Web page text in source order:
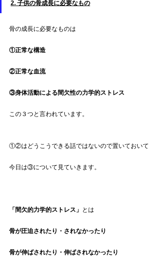
2. 子供の骨成長に必要なもの
骨の成長に必要なものは
①正常な構造
②正常な血流
③身体活動による間欠性の力学的ストレス
この３つと言われています。
①②はどうこうできる話ではないので置いておいて
今日は③について見ていきます。
「間欠的力学的ストレス」 とは
骨が圧迫されたり・されなかったり
骨が伸ばされたり・伸ばされなかったり